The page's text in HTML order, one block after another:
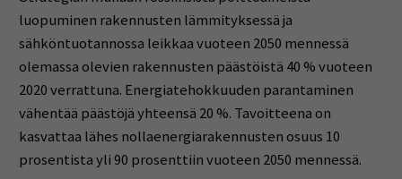
luopuminen rakennusten lämmityksessä ja
sähköntuotannossa leikkaa vuoteen 2050 mennessä
olemassa olevien rakennusten päästöistä 40 % vuoteen
2020 verrattuna. Energiatehokkuuden parantaminen
vähentää päästöjä yhteensä 20 %. Tavoitteena on
kasvattaa lähes nollaenergiarakennusten osuus 10
prosentista yli 90 prosenttiin vuoteen 2050 mennessä.